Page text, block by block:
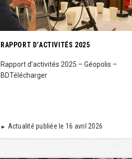
RAPPORT D’ACTIVITÉS 2025
Rapport d’activités 2025 – Géopolis –
BDTélécharger
► Actualité publiée le 16 avril 2026